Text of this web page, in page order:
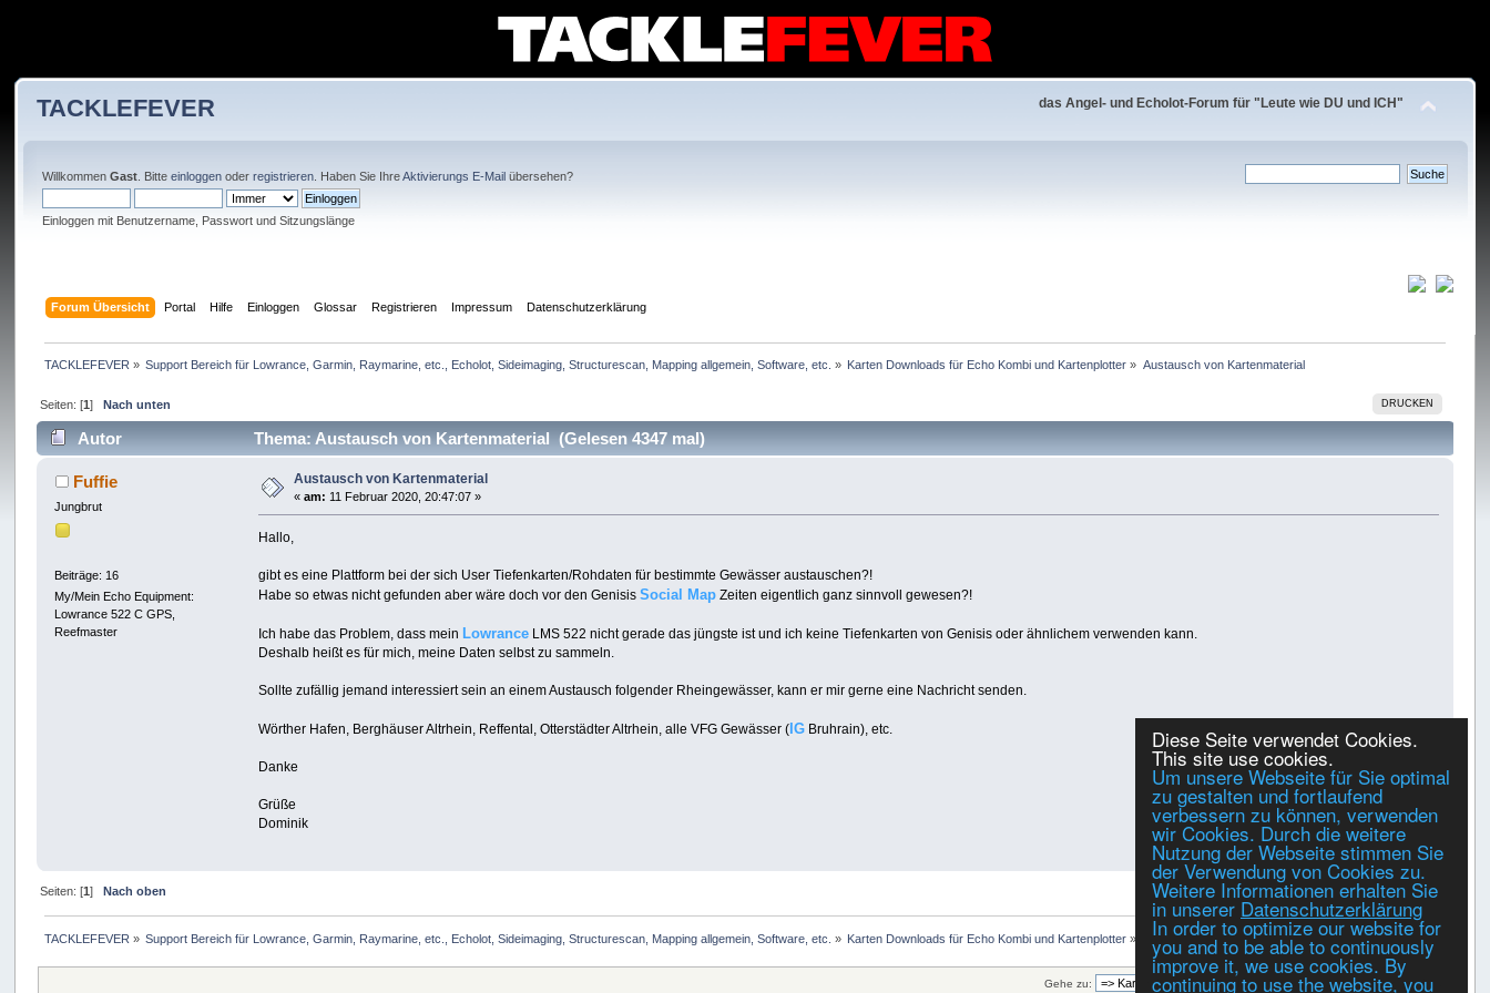
Diese Seite verwendet Cookies.
This site use cookies.
Um unsere Webseite für Sie optimal
zu gestalten und fortlaufend
verbessern zu können, verwenden
wir Cookies. Durch die weitere
Nutzung der Webseite stimmen Sie
der Verwendung von Cookies zu.
Weitere Informationen erhalten Sie
in unserer Datenschutzerklärung
In order to optimize our website for
you and to be able to continuously
improve it, we use cookies. By
continuing to use the website, you
TACKLEFEVER das Angel- und Echolot-Forum für "Leute wie DU und ICH"
WillkommenGast . Bitteeinloggen oderregistrieren . Haben Sie IhreAktivierungs E-Mail übersehen?
Einloggen mit Benutzername, Passwort und Sitzungslänge
Forum Übersicht Portal Hilfe Einloggen Glossar Registrieren Impressum Datenschutzerklärung
TACKLEFEVER » Support Bereich für Lowrance, Garmin, Raymarine, etc., Echolot, Sideimaging, Structurescan, Mapping allgemein, Software, etc. » Karten Downloads für Echo Kombi und Kartenplotter » Austausch von Kartenmaterial
DRUCKEN
Seiten: [1] Nach unten
Autor Thema: Austausch von Kartenmaterial (Gelesen 4347 mal)
Fuffie
Jungbrut
Beiträge: 16
My/Mein Echo Equipment:
Lowrance 522 C GPS,
Reefmaster
Austausch von Kartenmaterial
«am: 11 Februar 2020, 20:47:07 »
Hallo,
gibt es eine Plattform bei der sich User Tiefenkarten/Rohdaten für bestimmte Gewässer austauschen?!
Habe so etwas nicht gefunden aber wäre doch vor den GenisisSocial Map Zeiten eigentlich ganz sinnvoll gewesen?!
Ich habe das Problem, dass mein Lowrance LMS 522 nicht gerade das jüngste ist und ich keine Tiefenkarten von Genisis oder ähnlichem verwenden kann.
Deshalb heißt es für mich, meine Daten selbst zu sammeln.
Sollte zufällig jemand interessiert sein an einem Austausch folgender Rheingewässer, kann er mir gerne eine Nachricht senden.
Wörther Hafen, Berghäuser Altrhein, Reffental, Otterstädter Altrhein, alle VFG Gewässer ( IG Bruhrain), etc.
Danke
Grüße
Dominik
Gespeichert
DRUCKEN
Seiten: [1] Nach oben
TACKLEFEVER » Support Bereich für Lowrance, Garmin, Raymarine, etc., Echolot, Sideimaging, Structurescan, Mapping allgemein, Software, etc. » Karten Downloads für Echo Kombi und Kartenplotter » Austausch von Kartenmaterial
Gehe zu: